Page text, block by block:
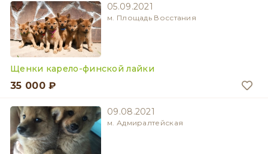
05.09.2021
м. Площадь Восстания
Щенки карело-финской лайки
35 000 ₽
09.08.2021
м. Адмиралтейская